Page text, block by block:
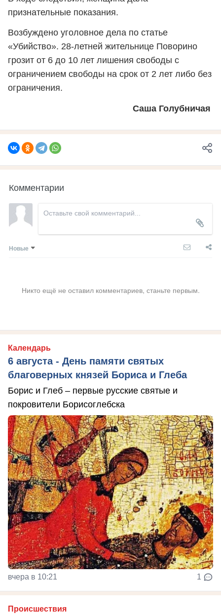
признательные показания.
Возбуждено уголовное дела по статье
«Убийство». 28-летней жительнице Поворино
грозит от 6 до 10 лет лишения свободы с
ограничением свободы на срок от 2 лет либо без
ограничения.
Саша Голубничая
Комментарии
Новые
Никто ещё не оставил комментариев, станьте первым.
Календарь
6 августа - День памяти святых
благоверных князей Бориса и Глеба
Борис и Глеб – первые русские святые и
покровители Борисоглебска
вчера в 10:21 1
Происшествия